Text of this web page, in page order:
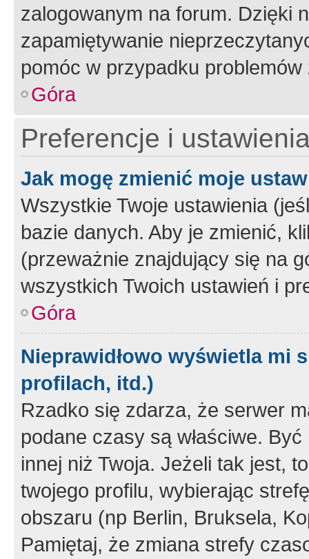
zalogowanym na forum. Dzięki
zapamiętywanie
pomóc w przypadku
Góra
Preferencje i
Jak mogę zmienić moje
Wszystkie Twoje ustawienia
bazie danych. Aby je zmienić,
(przeważnie znajdujący się na
wszystkich Twoich ustawień i
Góra
Nieprawidłowo wyświetla mi
profilach, itd.)
Rzadko się zdarza, że serwer
podane czasy są właściwe.
innej niż Twoja. Jeżeli tak jest,
twojego profilu, wybierając
obszaru (np Berlin, Bruksela,
Pamiętaj, że zmiana strefy